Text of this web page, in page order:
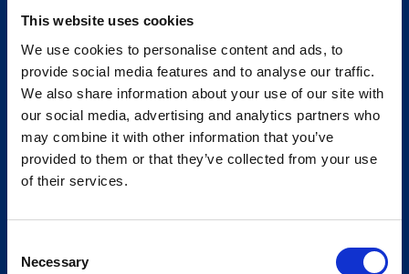
This website uses cookies
We use cookies to personalise content and ads, to
provide social media features and to analyse our traffic.
We also share information about your use of our site with
our social media, advertising and analytics partners who
may combine it with other information that you’ve
provided to them or that they’ve collected from your use
of their services.
Selection
Necessary